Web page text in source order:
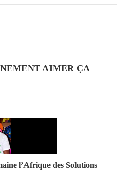
AIMER ÇA
l’Afrique des Solutions